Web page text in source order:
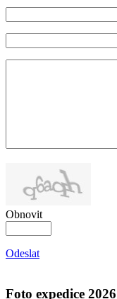
Obnovit
Odeslat
Foto expedice 2026